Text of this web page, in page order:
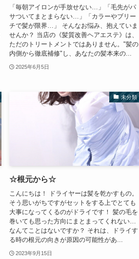
「毎朝アイロンが手放せない…」「毛先がパ
サついてまとまらない…」「カラーやブリー
チで髪が限界…」 そんなお悩み、抱えていま
せんか？ 当店の《髪質改善ヘアエステ》は、
ただのトリートメントではありません。"髪の
内側から徹底補修"し、あなたの髪本来の...
2025年6月5日
未分類
☆根元から☆
こんにちは！ ドライヤーは髪を乾かすもの。
そう思いがちですがセットをする上でとても
大事になってくるのがドライです！ 髪の毛を
巻いても思った方向にまとまってくれない…
なんてことはないですか？ それは、ドライす
る時の根元の向きが原因の可能性があ...
2023年9月15日